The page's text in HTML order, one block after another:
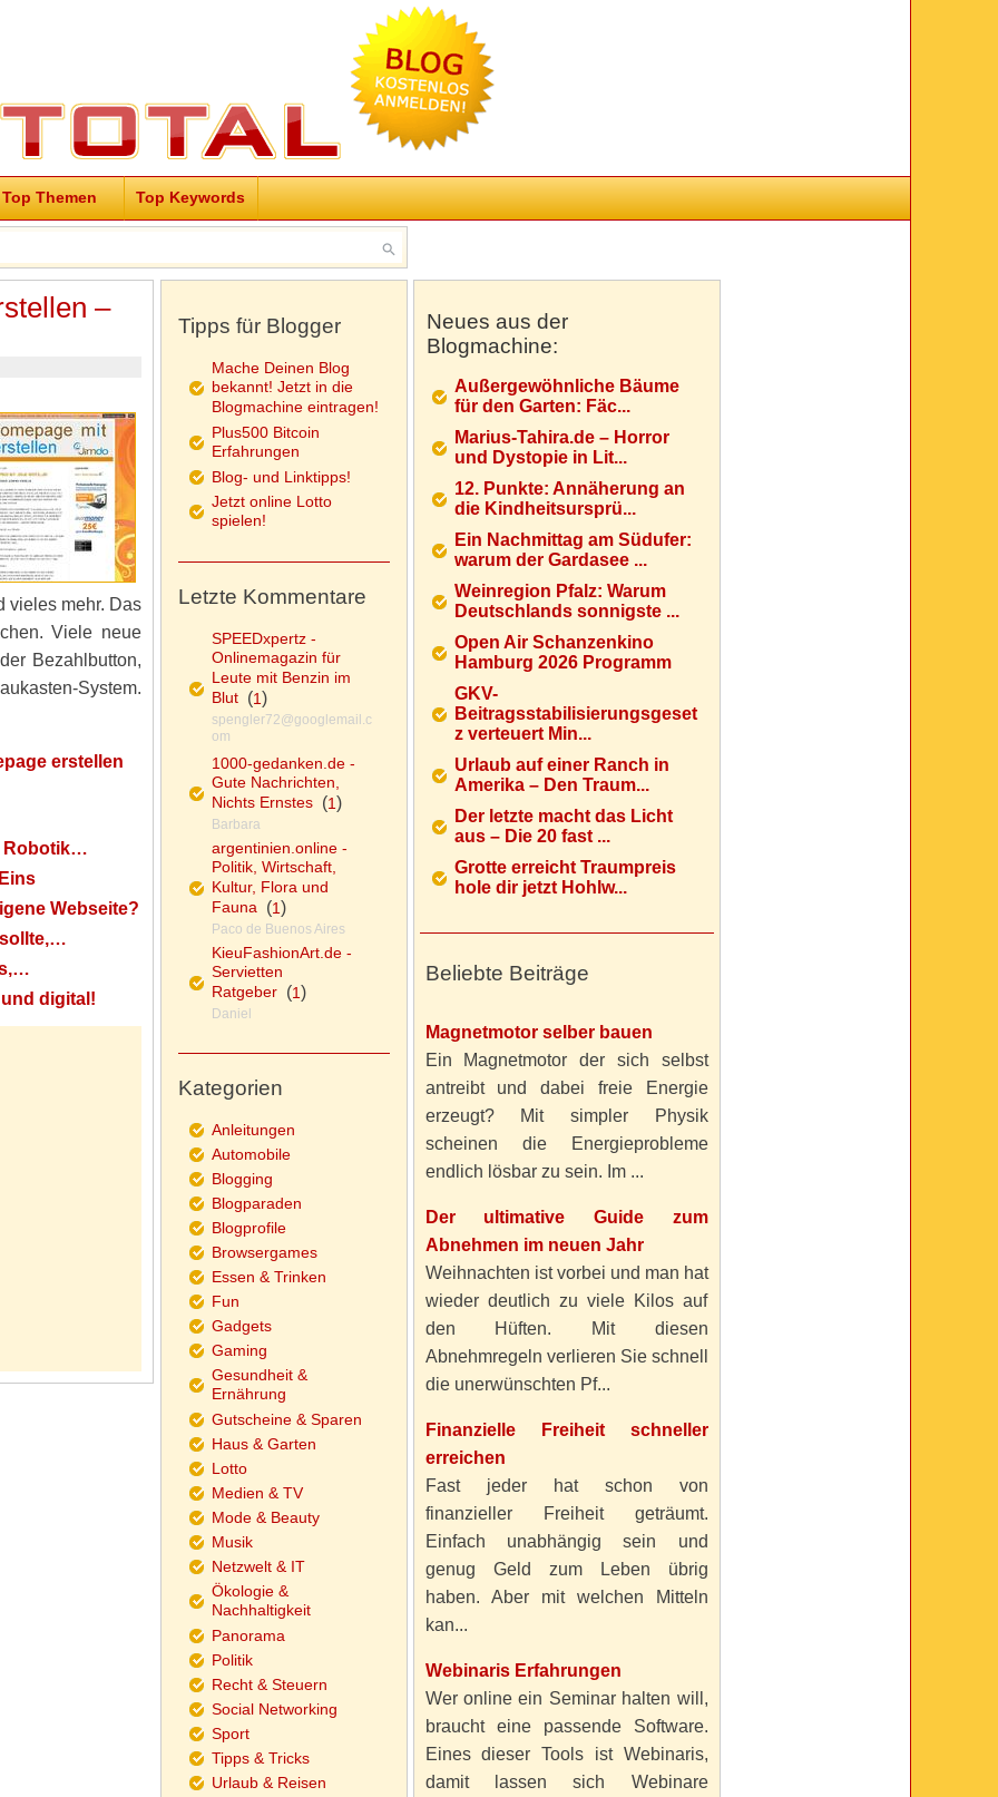
Top Themen Top Keywords
–
vieles mehr. Das
Viele neue
Bezahlbutton,
System.
erstellen
Robotik…
Webseite?
sollte,…
digital!
Neues aus der
Blogmachine:
Außergewöhnliche Bäume
für den Garten: Fäc...
Marius-Tahira.de – Horror
und Dystopie in Lit...
12. Punkte: Annäherung an
die Kindheitsursprü...
Ein Nachmittag am Südufer:
warum der Gardasee ...
Weinregion Pfalz: Warum
Deutschlands sonnigste ...
Open Air Schanzenkino
Hamburg 2026 Programm
GKV-
Beitragsstabilisierungsgeset
z verteuert Min...
Urlaub auf einer Ranch in
Amerika – Den Traum...
Der letzte macht das Licht
aus – Die 20 fast ...
Grotte erreicht Traumpreis
hole dir jetzt Hohlw...
Beliebte Beiträge
Magnetmotor selber bauen
Ein Magnetmotor der sich selbst
antreibt und dabei freie Energie
erzeugt? Mit simpler Physik
scheinen die Energieprobleme
endlich lösbar zu sein. Im ...
Der ultimative Guide zum
Abnehmen im neuen Jahr
Weihnachten ist vorbei und man hat
wieder deutlich zu viele Kilos auf
den Hüften. Mit diesen
Abnehmregeln verlieren Sie schnell
die unerwünschten Pf...
Finanzielle Freiheit schneller
erreichen
Fast jeder hat schon von
finanzieller Freiheit geträumt.
Einfach unabhängig sein und
genug Geld zum Leben übrig
haben. Aber mit welchen Mitteln
kan...
Webinaris Erfahrungen
Wer online ein Seminar halten will,
braucht eine passende Software.
Eines dieser Tools ist Webinaris,
damit lassen sich Webinare
Tipps für Blogger
Mache Deinen Blog
bekannt! Jetzt in die
Blogmachine eintragen!
Plus500 Bitcoin
Erfahrungen
Blog- und Linktipps!
Jetzt online Lotto
spielen!
Letzte Kommentare
SPEEDxpertz -
Onlinemagazin für
Leute mit Benzin im
Blut(1)
spengler72@googlemail.c
om
1000-gedanken.de -
Gute Nachrichten,
Nichts Ernstes(1)
Barbara
argentinien.online -
Politik, Wirtschaft,
Kultur, Flora und
Fauna(1)
Paco de Buenos Aires
KieuFashionArt.de -
Servietten
Ratgeber(1)
Daniel
Kategorien
Anleitungen
Automobile
Blogging
Blogparaden
Blogprofile
Browsergames
Essen & Trinken
Fun
Gadgets
Gaming
Gesundheit &
Ernährung
Gutscheine & Sparen
Haus & Garten
Lotto
Medien & TV
Mode & Beauty
Musik
Netzwelt & IT
Ökologie &
Nachhaltigkeit
Panorama
Politik
Recht & Steuern
Social Networking
Sport
Tipps & Tricks
Urlaub & Reisen